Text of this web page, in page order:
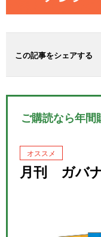
この記事をシェアする
ご購読なら年
オススメ
月刊 ガバナ